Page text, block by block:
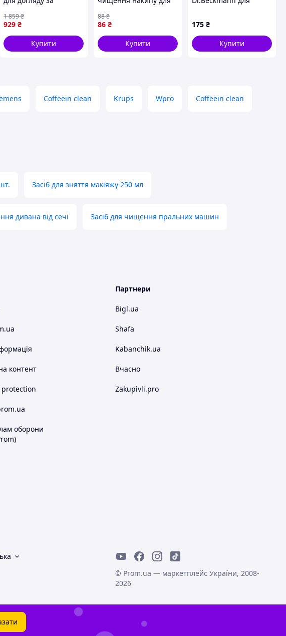
кавомашин і
забезпечення якісної
кави
929 ₴
1 859₴
Купити
посудомийних машин
Whirlpool
484000008800 (23717)
86 ₴
88₴
Купити
175 ₴
Купити
Сoffeein clean Krups Wpro Coffeein clean
Засіб для зняття макіяжу 250 мл
дивана від сечі Засіб для чищення пральних машин
контент
оборони
Партнери
Bigl.ua
Shafa
Kabanchik.ua
Вчасно
Zakupivli.pro
© Prom.ua — маркетплейс України, 2008-
2026